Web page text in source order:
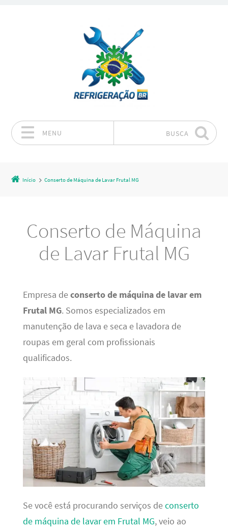
MENU BUSCA
Início Conserto de Máquina de Lavar Frutal MG
Conserto de Máquina
de Lavar Frutal MG
Empresa deconserto de máquina de lavar em
Frutal MG. Somos especializados em
manutenção de lava e seca e lavadora de
roupas em geral com profissionais
qualificados.
Se você está procurando serviços deconserto
de máquina de lavar em Frutal MG, veio ao